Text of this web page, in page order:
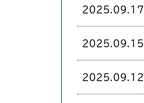
2025.09.17
2025.09.15
2025.09.12